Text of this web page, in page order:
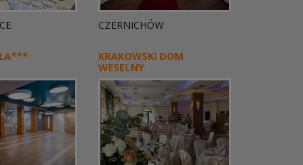
CZERNICHÓW
KRAKOWSKI DOM
WESELNY